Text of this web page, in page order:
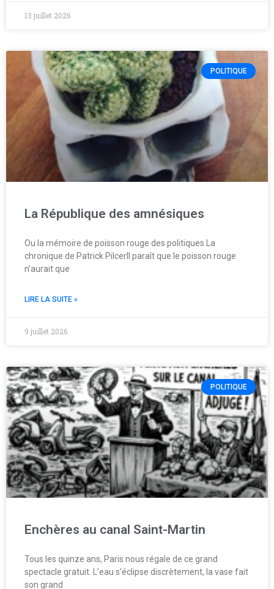
13 juillet 2026
POLITIQUE
La République des amnésiques
Ou la mémoire de poisson rouge des politiques La
chronique de Patrick PilcerIl paraît que le poisson rouge
n’aurait que
LIRE LA SUITE »
9 juillet 2026
POLITIQUE
Enchères au canal Saint-Martin
Tous les quinze ans, Paris nous régale de ce grand
spectacle gratuit. L’eau s’éclipse discrètement, la vase fait
son grand